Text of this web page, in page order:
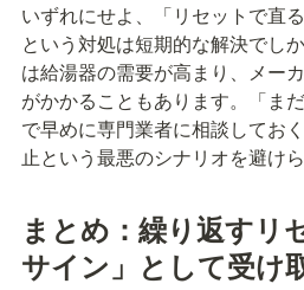
いずれにせよ、「リセットで直
という対処は短期的な解決でし
は給湯器の需要が高まり、メー
がかかることもあります。「ま
で早めに専門業者に相談してお
止という最悪のシナリオを避けら
まとめ：繰り返すリ
サイン」として受け